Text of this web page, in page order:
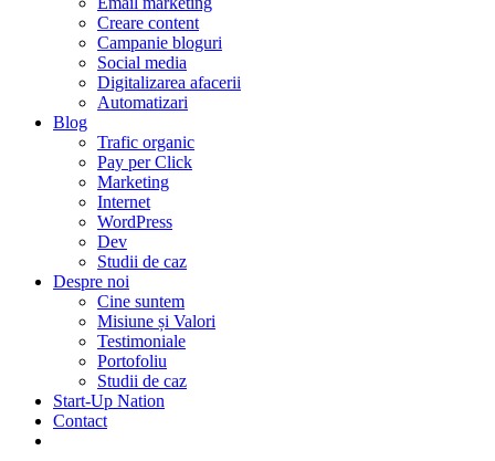
Creare content
Campanie bloguri
Social media
Digitalizarea afacerii
Automatizari
Blog
Trafic organic
Pay per Click
Marketing
Internet
WordPress
Dev
Studii de caz
Despre noi
Cine suntem
Misiune și Valori
Testimoniale
Portofoliu
Studii de caz
Start-Up Nation
Contact